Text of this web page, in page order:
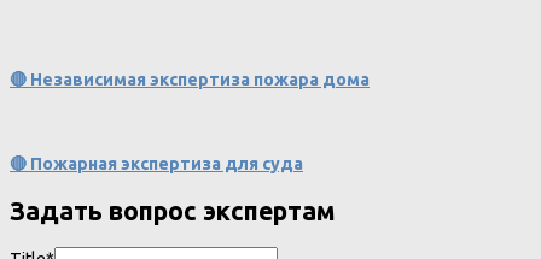
🔴 Независимая экспертиза пожара дома
🔴 Пожарная экспертиза для суда
Задать вопрос экспертам